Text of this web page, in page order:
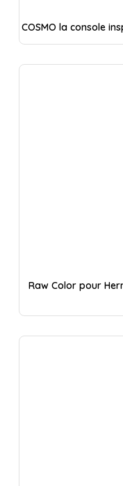
COSMO la console
Raw Color pour